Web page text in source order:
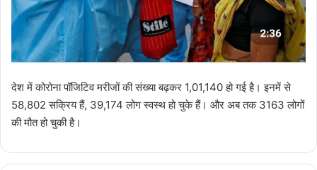
देश में कोरोना पॉजिटिव मरीजों की संख्या बढ़कर 1,01,140 हो गई है। इनमें से
58,802 सक्रिय हैं, 39,174 लोग स्वस्थ हो चुके हैं। और अब तक 3163 लोगों
की मौत हो चुकी है।